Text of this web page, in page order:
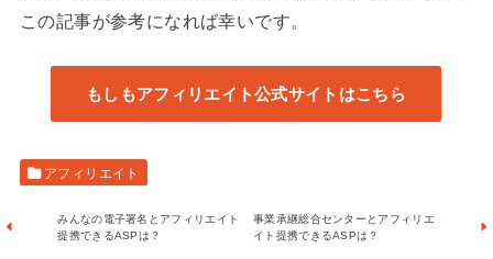
この記事が参考になれば幸いです。
もしもアフィリエイト公式サイトはこちら
アフィリエイト
みんなの電子署名とアフィリエイト
提携できるASPは？
事業承継総合センターとアフィリエ
イト提携できるASPは？